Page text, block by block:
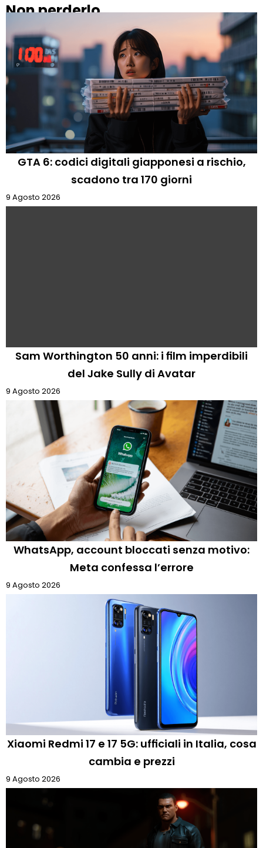
Non perderlo
GTA 6: codici digitali giapponesi a rischio,
scadono tra 170 giorni
9 Agosto 2026
Sam Worthington 50 anni: i film imperdibili
del Jake Sully di Avatar
9 Agosto 2026
WhatsApp, account bloccati senza motivo:
Meta confessa l’errore
9 Agosto 2026
Xiaomi Redmi 17 e 17 5G: ufficiali in Italia, cosa
cambia e prezzi
9 Agosto 2026